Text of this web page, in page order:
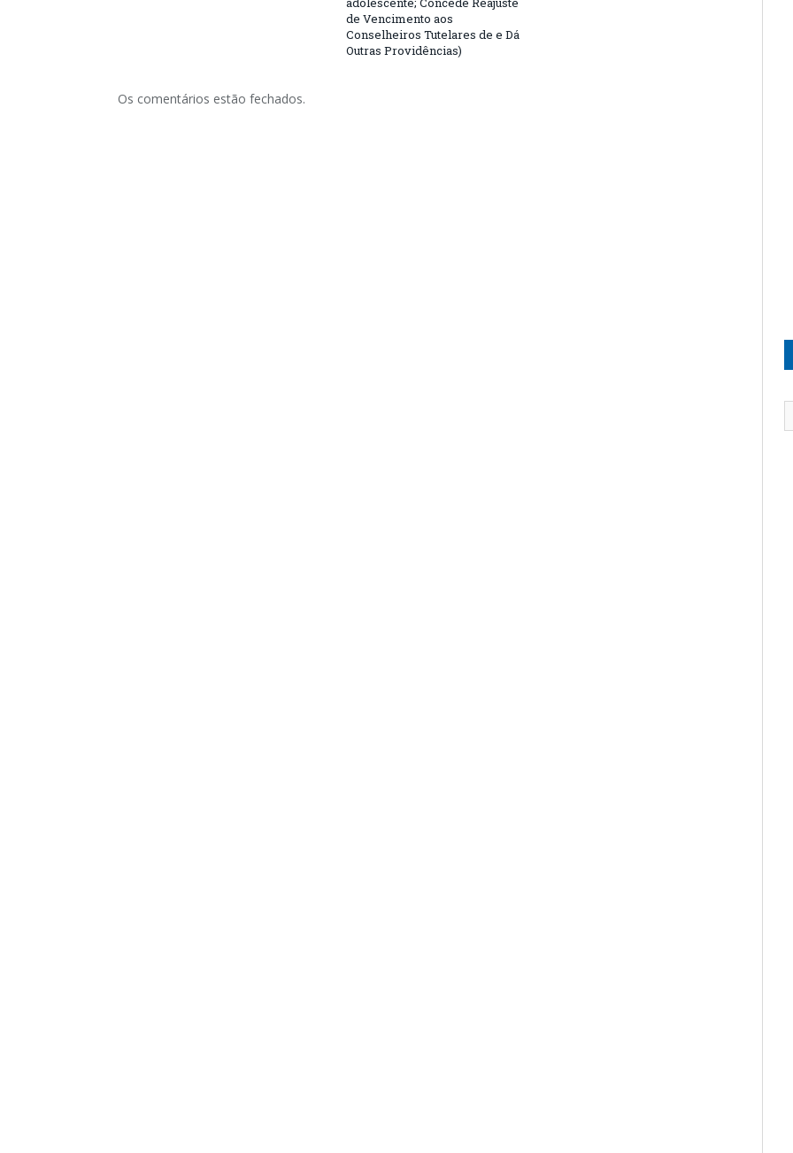
de Vencimento aos
Conselheiros Tutelares de e Dá
Outras Providências)
Os comentários estão fechados.